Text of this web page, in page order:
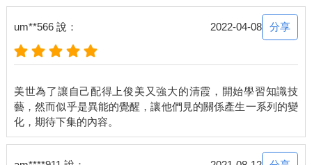
但也無所謂──儘管內心冷冷地這麼想，新仍不自覺地伸出自己的
「哎呀。」
一如弱不禁風的外表，險些暈倒在地的她，身子輕盈又細瘦不
已。憑她這個樣子，就算只是大熱天站在路上，會消耗掉所有體
力，也是理所當然。
um**566 說： 2022-04-08 分享
美世為了讓自己配得上俊美又強大的清霞，開始學習知識技
藝，然而似乎是異能的覺醒，讓他們見的關係產生一系列的變